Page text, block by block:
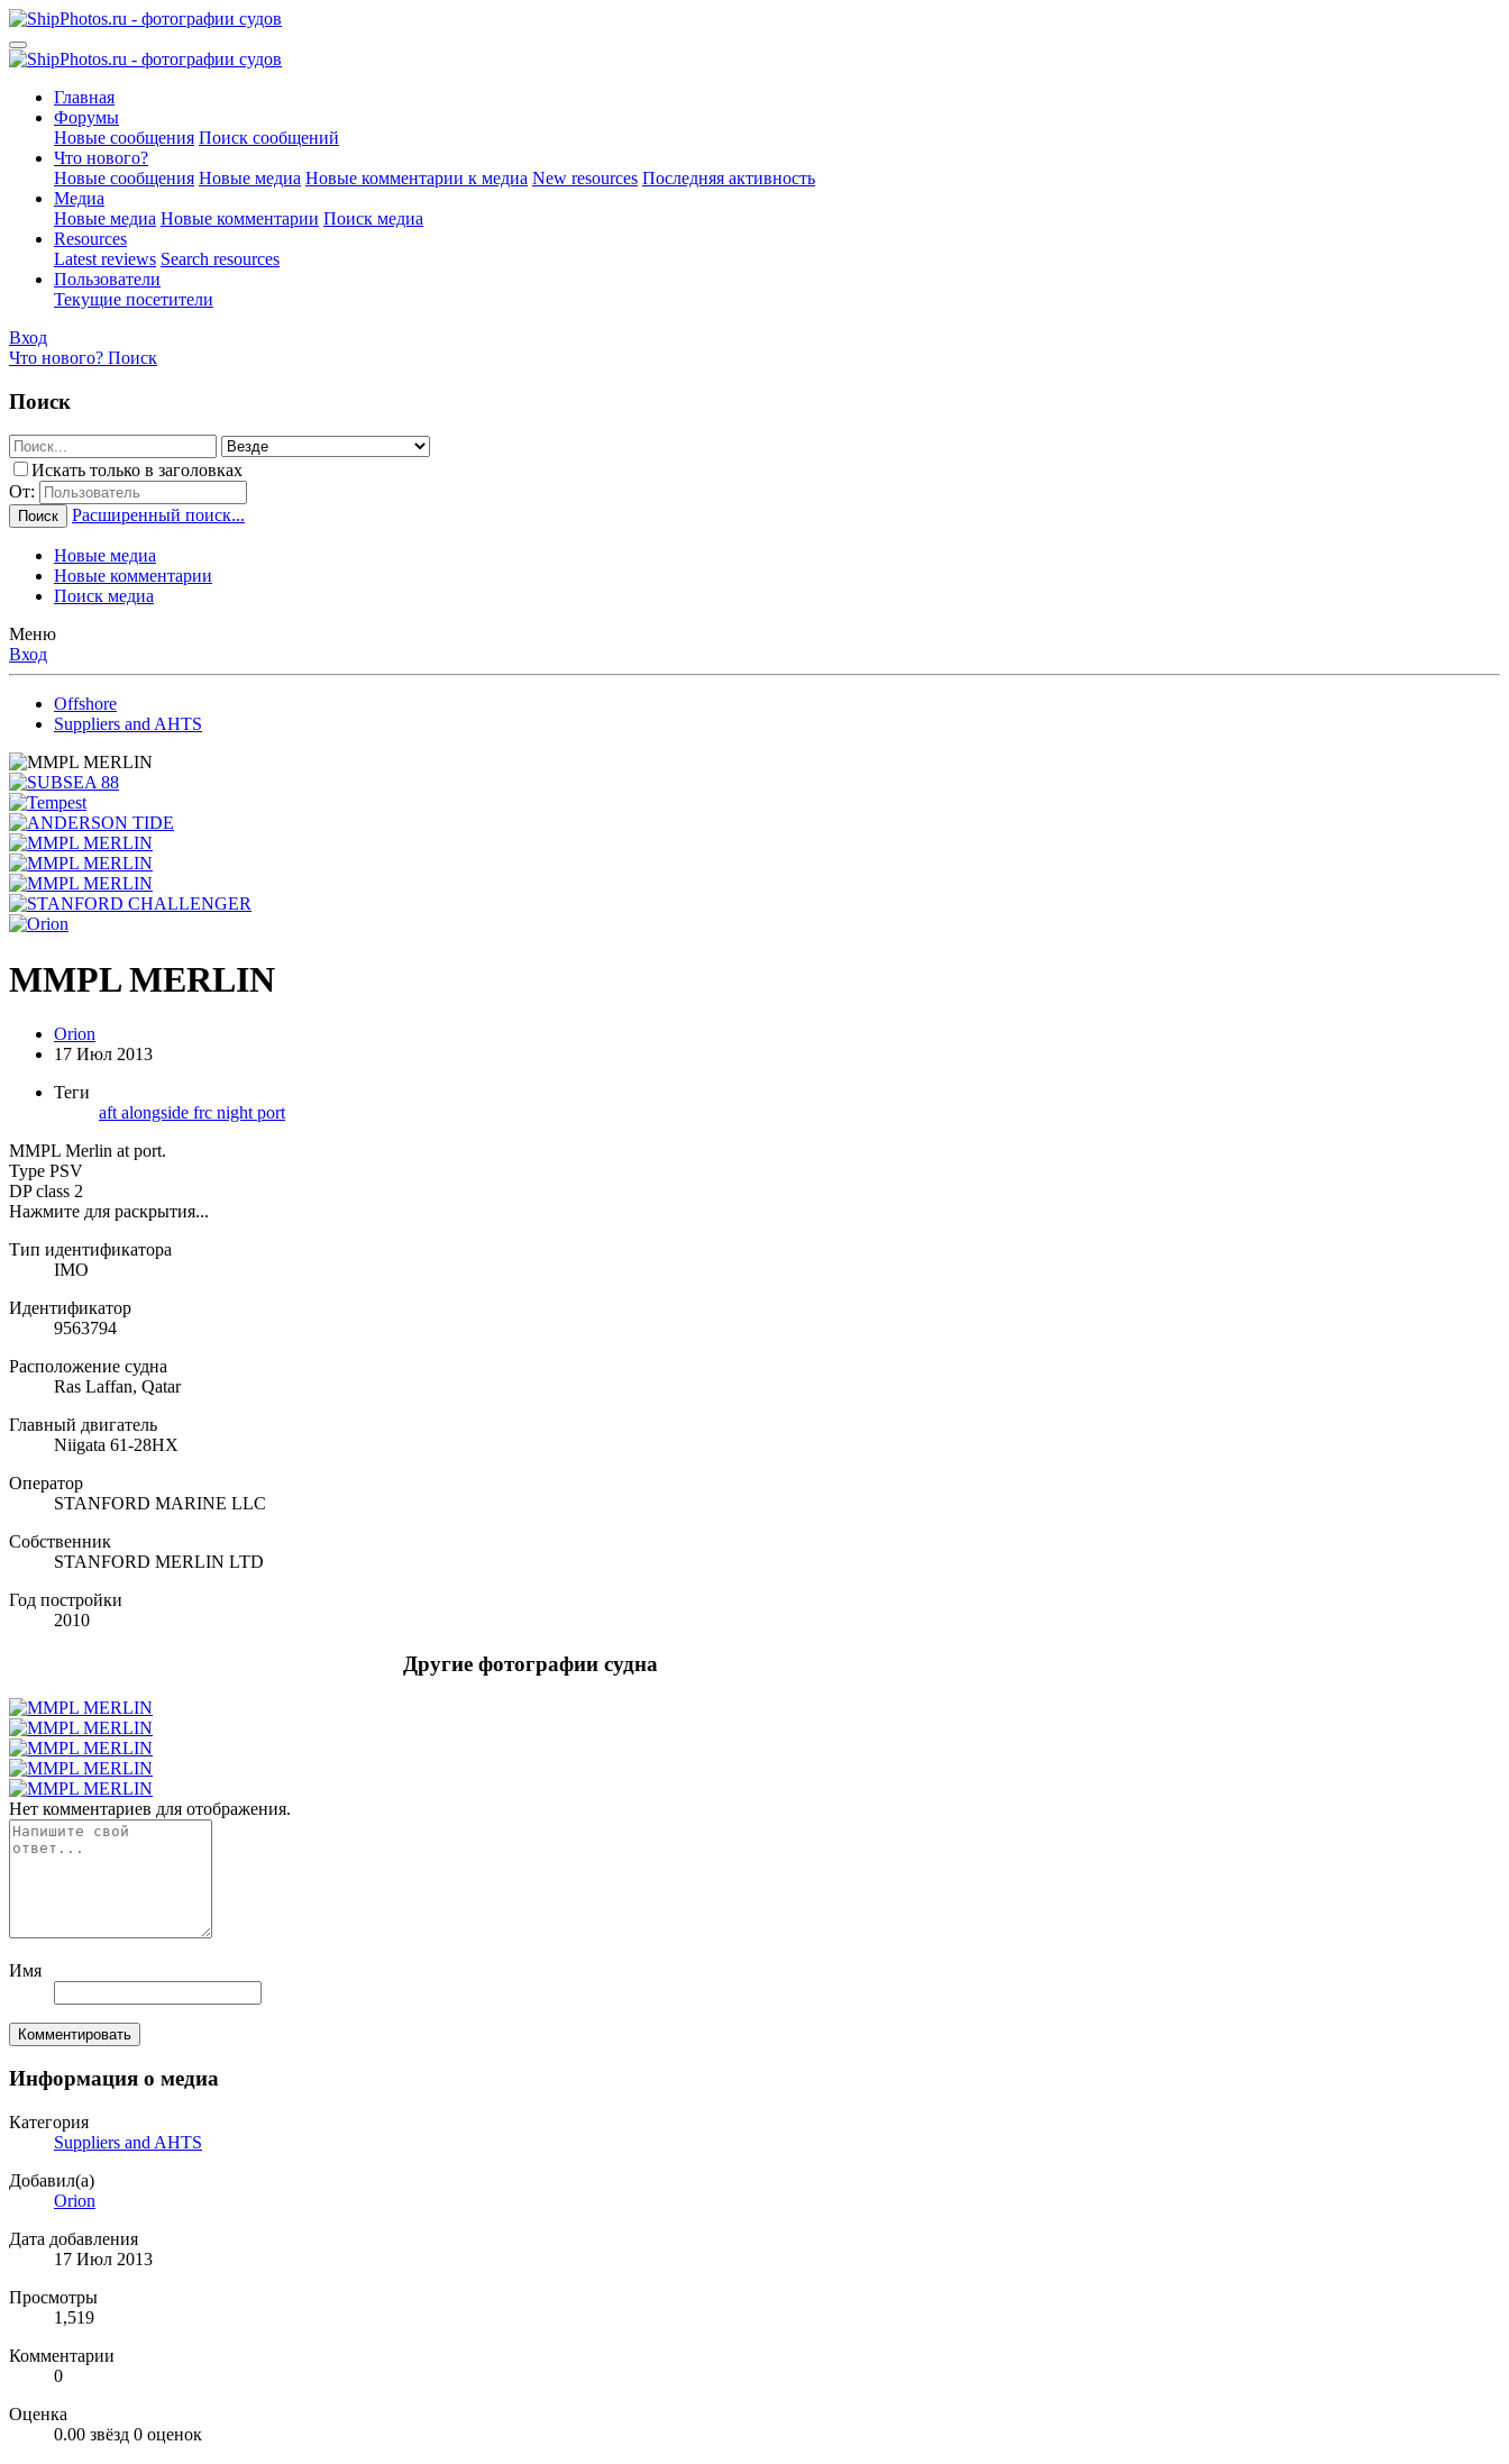
Главная
Форумы
Новые сообщения Поиск сообщений
Что нового?
Новые сообщения Новые медиа Новые комментарии к медиа New resources Последняя активность
Медиа
Новые медиа Новые комментарии Поиск медиа
Resources
Latest reviews Search resources
Пользователи
Текущие посетители
Вход
Что нового? Поиск
Поиск
Искать только в заголовках
От:
Поиск Расширенный поиск...
Новые медиа
Новые комментарии
Поиск медиа
Меню
Вход
Offshore
Suppliers and AHTS
MMPL MERLIN
Orion
17 Июл 2013
Теги
aft alongside frc night port
MMPL Merlin at port.
Type PSV
DP class 2
Нажмите для раскрытия...
Тип идентификатора
IMO
Идентификатор
9563794
Расположение судна
Ras Laffan, Qatar
Главный двигатель
Niigata 61-28HX
Оператор
STANFORD MARINE LLC
Собственник
STANFORD MERLIN LTD
Год постройки
2010
Другие фотографии судна
Нет комментариев для отображения.
Имя
Комментировать
Информация о медиа
Категория
Suppliers and AHTS
Добавил(а)
Orion
Дата добавления
17 Июл 2013
Просмотры
1,519
Комментарии
0
Оценка
0.00 звёзд 0 оценок